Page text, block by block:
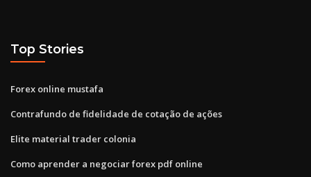
Top Stories
Forex online mustafa
Contrafundo de fidelidade de cotação de ações
Elite material trader colonia
Como aprender a negociar forex pdf online